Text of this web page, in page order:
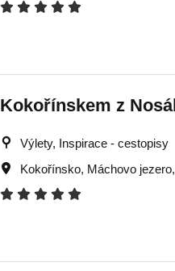
Kokořínskem z
Výlety, Inspirace - cestopisy
Kokořínsko, Máchovo jezero,